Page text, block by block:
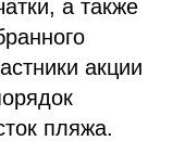
а также
акции
пляжа.